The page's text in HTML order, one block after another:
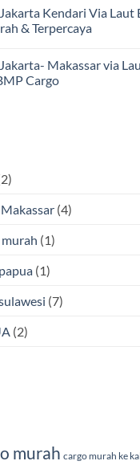
Kendari Via Laut
& Terpercaya
Makassar via
Cargo
(4)
(1)
(1)
(7)
(2)
murah cargo murah ke